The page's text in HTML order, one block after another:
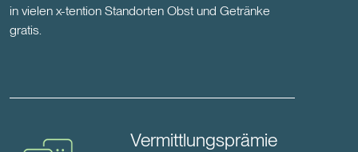
in vielen x-tention Standorten Obst und Getränke
gratis.
Vermittlungsprämie